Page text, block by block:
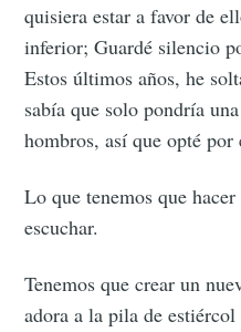
quisiera estar a favor de
inferior; Guardé silencio
Estos últimos años, he
sabía que solo pondría
hombros, así que opté
Lo que tenemos que
escuchar.
Tenemos que crear un
adora a la pila de